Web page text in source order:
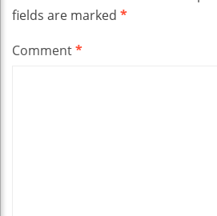
fields are marked *
Comment*